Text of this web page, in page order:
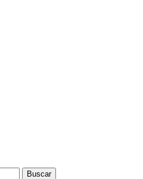
Buscar